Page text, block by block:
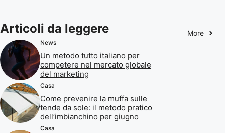
Articoli da leggere More
News
Un metodo tutto italiano per
competere nel mercato globale
del marketing
Casa
Come prevenire la muffa sulle
tende da sole: il metodo pratico
dell’imbianchino per giugno
Casa